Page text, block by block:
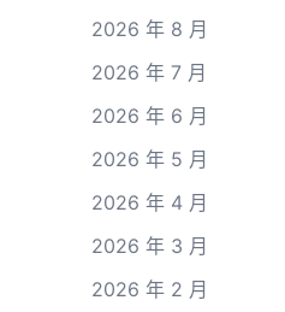
2026 年 8 月
2026 年 7 月
2026 年 6 月
2026 年 5 月
2026 年 4 月
2026 年 3 月
2026 年 2 月